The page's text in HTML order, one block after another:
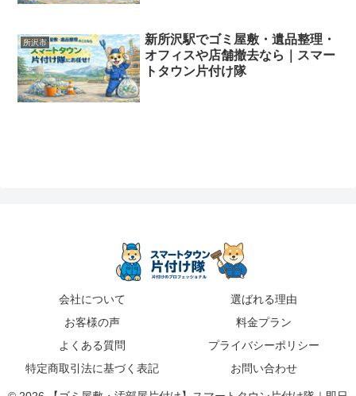
所沢市
新所沢駅でゴミ屋敷・遺品整理・
オフィスや店舗撤去なら｜スマー
トタウン片付け隊
会社について
選ばれる理由
お客様の声
料金プラン
よくある質問
プライバシーポリシー
特定商取引法に基づく表記
お問い合わせ